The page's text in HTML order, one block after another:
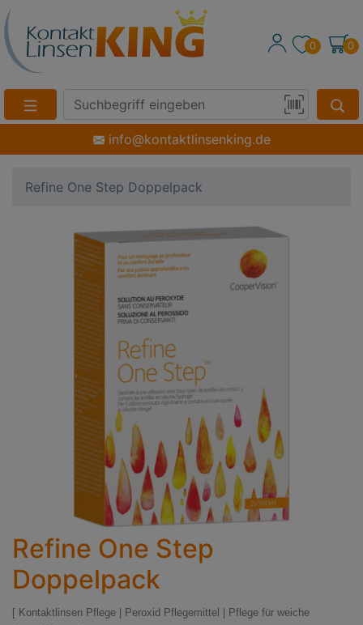
Suche
Eingabefeld
Produktsuche
Scan
0 0
info@kontaktlinsenking.de
Refine One Step Doppelpack
Refine One Step
Doppelpack
Kontaktlinsen Pflege Peroxid Pflegemittel
Pflege für weiche